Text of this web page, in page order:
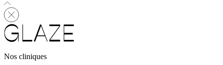
Nos cliniques